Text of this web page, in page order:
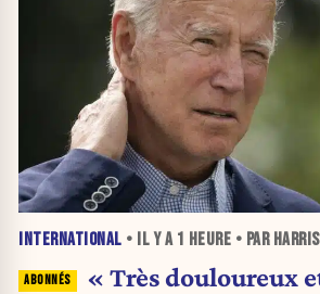
INTERNATIONAL • IL Y A 1 HEURE • PAR
« Très douloureux